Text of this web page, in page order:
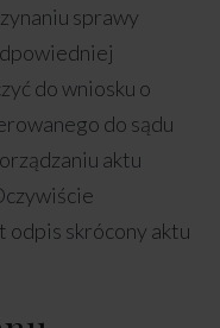
sprawy
do wniosku o
do sądu
aktu
odpis skrócony aktu